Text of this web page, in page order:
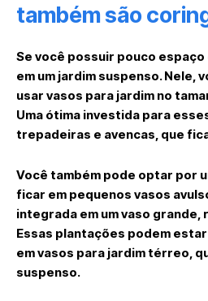
também são
Se você possuir pouco
em um jardim suspenso. Nele,
usar vasos para jardim no
Uma ótima investida para
trepadeiras e avencas, que
Você também pode optar por
ficar em pequenos vasos
integrada em um vaso
Essas plantações podem
em vasos para jardim térreo,
suspenso.